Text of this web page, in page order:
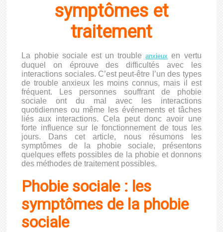
symptômes et
traitement
La phobie sociale est un troubleanxieux en vertu
duquel on éprouve des difficultés avec les
interactions sociales. C’est peut-être l’un des types
de trouble anxieux les moins connus, mais il est
fréquent. Les personnes souffrant de phobie
sociale ont du mal avec les interactions
quotidiennes ou même les événements et tâches
liés aux interactions. Cela peut donc avoir une
forte influence sur le fonctionnement de tous les
jours. Dans cet article, nous résumons les
symptômes de la phobie sociale, présentons
quelques effets possibles de la phobie et donnons
des méthodes de traitement possibles.
Phobie sociale : les
symptômes de la phobie
sociale